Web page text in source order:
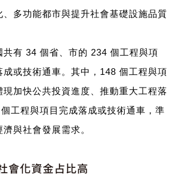
多功能都市與提升社會基礎設施品質
共有 34 個省、市的 234 個工程與項
成或技術通車。其中，148 個工程與項
現加快公共投資進度、推動重大工程落
工程與項目完成落成或技術通車，準
與社會發展需求。
會化資金占比高